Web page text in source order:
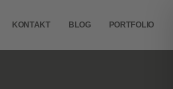
KONTAKT BLOG PORTFOLIO